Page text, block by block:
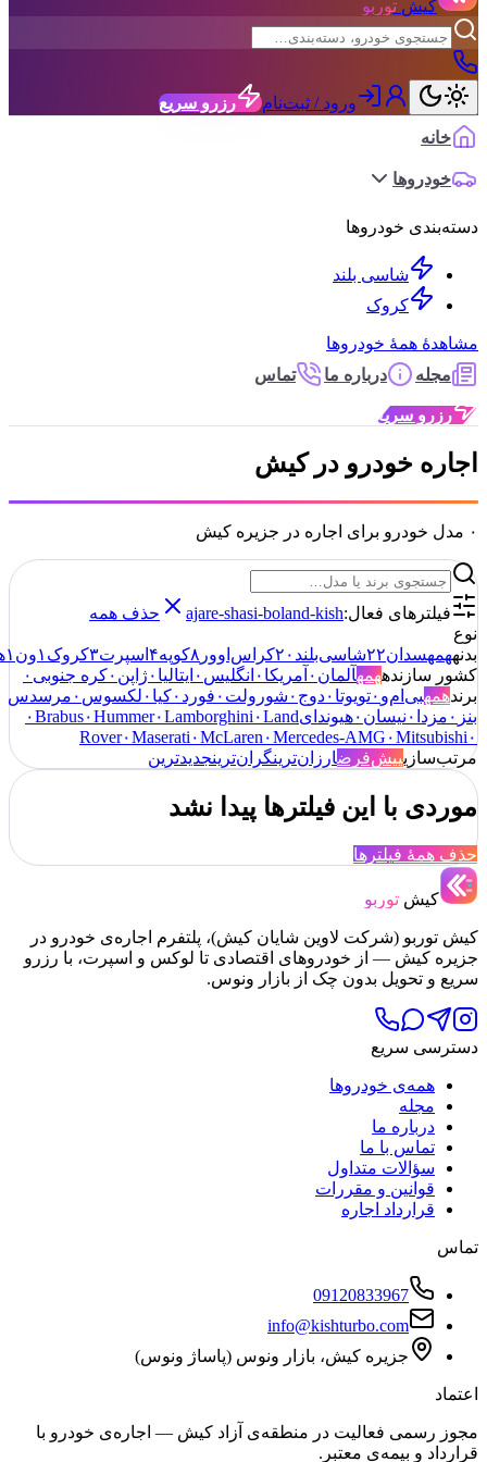
کیشتوربو
ورود / ثبت‌نام
رزرو سریع
خودروها
شاسی بلند
کروک
همهٔ خودروها
درباره ما تماس
سریع
خودرو در کیش
برای اجاره در جزیره کیش
فعال:ajare-shasi-boland-kish حذف همه
سدان۲۲شاسی‌بلند۲۰ کراس‌اوور۸کوپه۴ اسپرت ۳کروک۱ون۱هاچبک۱
همه آلمان۰آمریکا ۰ انگلیس ۰ایتالیا ۰ژاپن۰ کره جنوبی۰
بی‌ام‌و۰تویوتا۰دوج۰شورولت۰فورد۰ کیا۰ لکسوس۰مرسدس
۰ نیسان ۰هیوندای ۰Brabus۰Hummer۰Lamborghini۰ Land
Rover۰Maserati۰McLaren۰Mercedes-AMG۰
پیش‌فرضارزان‌ترین گران‌ترینجدیدترین
با این فیلترها پیدا نشد
فیلترها
توربو
(شرکت لاوین شایان کیش)، پلتفرم اجاره‌ی خودرو در
کیش — از خودروهای اقتصادی تا لوکس و اسپرت، با رزرو
تحویل بدون چک از بازار ونوس.
سریع
همه‌ی خودروها
مجله
درباره ما
تماس با ما
سؤالات متداول
قوانین و مقررات
قرارداد اجاره
09120833967
info@kishturbo.com
جزیره کیش، بازار ونوس (پاساژ ونوس)
فعالیت در منطقه‌ی آزاد کیش — اجاره‌ی خودرو با
و بیمه‌ی معتبر.